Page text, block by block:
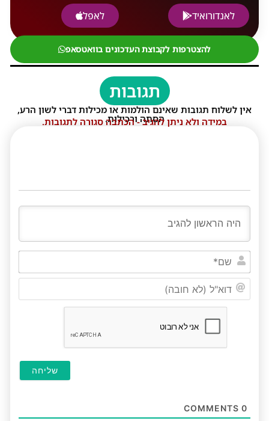
לאנדורואיד
לאפל
להצטרפות לקבוצת העדכונים בוואטסאפ
תגובות
אין לשלוח תגובות שאינם הולמות או מכילות דברי לשון הרע,
הסתה ורכילות.
במידה ולא ניתן להגיב - הכתבה סגורה לתגובות.
שם*
0